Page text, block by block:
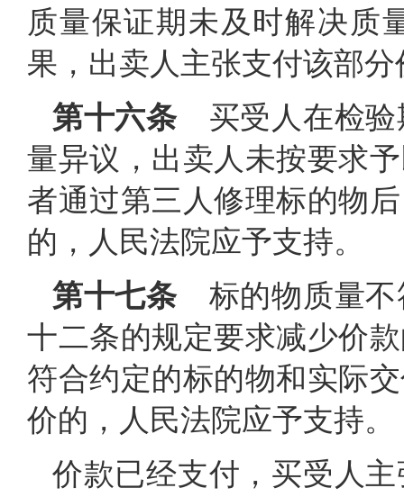
质量保证期未及时解决质
果，出卖人主张支付该部
第十六条买受人在检验
量异议，出卖人未按要求
者通过第三人修理标的物
的，人民法院应予支持。
第十七条标的物质量不
十二条的规定要求减少价
符合约定的标的物和实际
价的，人民法院应予支持。
价款已经支付，买受人